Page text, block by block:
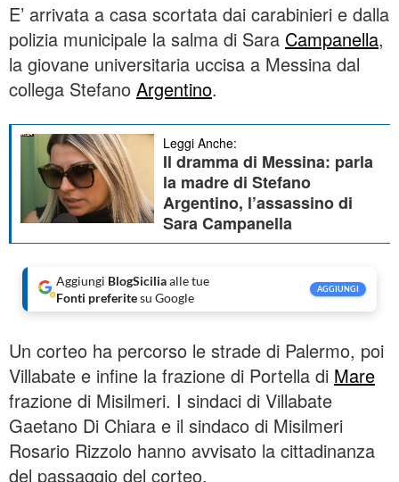
Subtitles
subtitles settings, opens subtitles settings dialog
Audio Track
Fullscreen Share
This is a modal window.
Beginning of dialog window. Escape will cancel and close the window.
Text
Color Transparency
Background
Color Transparency
Window
Color Transparency
E’ arrivata a casa scortata dai carabinieri e dalla
polizia municipale la salma di Sara Campanella,
la giovane universitaria uccisa a Messina dal
collega Stefano Argentino.
Leggi Anche:
Il dramma di Messina: parla
la madre di Stefano
Argentino, l’assassino di
Sara Campanella
Aggiungi BlogSiciliaalle tue
Fonti preferitesu Google
AGGIUNGI
Un corteo ha percorso le strade di Palermo, poi
Villabate e infine la frazione di Portella di Mare
frazione di Misilmeri. I sindaci di Villabate
Gaetano Di Chiara e il sindaco di Misilmeri
Rosario Rizzolo hanno avvisato la cittadinanza
del passaggio del corteo.